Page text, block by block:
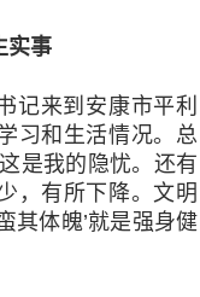
实事
记来到安康市平利
习和生活情况。总
是我的隐忧。还有
，有所下降。文明
其体魄’就是强身健